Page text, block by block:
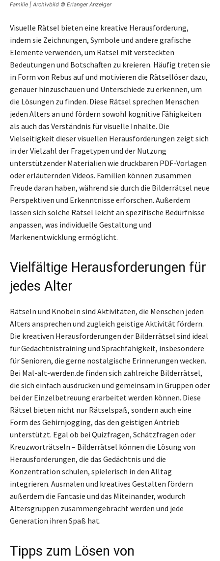
Familie | Archivbild © Erlanger Anzeiger
Visuelle Rätsel bieten eine kreative Herausforderung,
indem sie Zeichnungen, Symbole und andere grafische
Elemente verwenden, um Rätsel mit versteckten
Bedeutungen und Botschaften zu kreieren. Häufig treten sie
in Form von Rebus auf und motivieren die Rätsellöser dazu,
genauer hinzuschauen und Unterschiede zu erkennen, um
die Lösungen zu finden. Diese Rätsel sprechen Menschen
jeden Alters an und fördern sowohl kognitive Fähigkeiten
als auch das Verständnis für visuelle Inhalte. Die
Vielseitigkeit dieser visuellen Herausforderungen zeigt sich
in der Vielzahl der Fragetypen und der Nutzung
unterstützender Materialien wie druckbaren PDF-Vorlagen
oder erläuternden Videos. Familien können zusammen
Freude daran haben, während sie durch die Bilderrätsel neue
Perspektiven und Erkenntnisse erforschen. Außerdem
lassen sich solche Rätsel leicht an spezifische Bedürfnisse
anpassen, was individuelle Gestaltung und
Markenentwicklung ermöglicht.
Vielfältige Herausforderungen für
jedes Alter
Rätseln und Knobeln sind Aktivitäten, die Menschen jeden
Alters ansprechen und zugleich geistige Aktivität fördern.
Die kreativen Herausforderungen der Bilderrätsel sind ideal
für Gedächtnistraining und Sprachfähigkeit, insbesondere
für Senioren, die gerne nostalgische Erinnerungen wecken.
Bei Mal-alt-werden.de finden sich zahlreiche Bilderrätsel,
die sich einfach ausdrucken und gemeinsam in Gruppen oder
bei der Einzelbetreuung erarbeitet werden können. Diese
Rätsel bieten nicht nur Rätselspaß, sondern auch eine
Form des Gehirnjogging, das den geistigen Antrieb
unterstützt. Egal ob bei Quizfragen, Schätzfragen oder
Kreuzworträtseln – Bilderrätsel können die Lösung von
Herausforderungen, die das Gedächtnis und die
Konzentration schulen, spielerisch in den Alltag
integrieren. Ausmalen und kreatives Gestalten fördern
außerdem die Fantasie und das Miteinander, wodurch
Altersgruppen zusammengebracht werden und jede
Generation ihren Spaß hat.
Tipps zum Lösen von